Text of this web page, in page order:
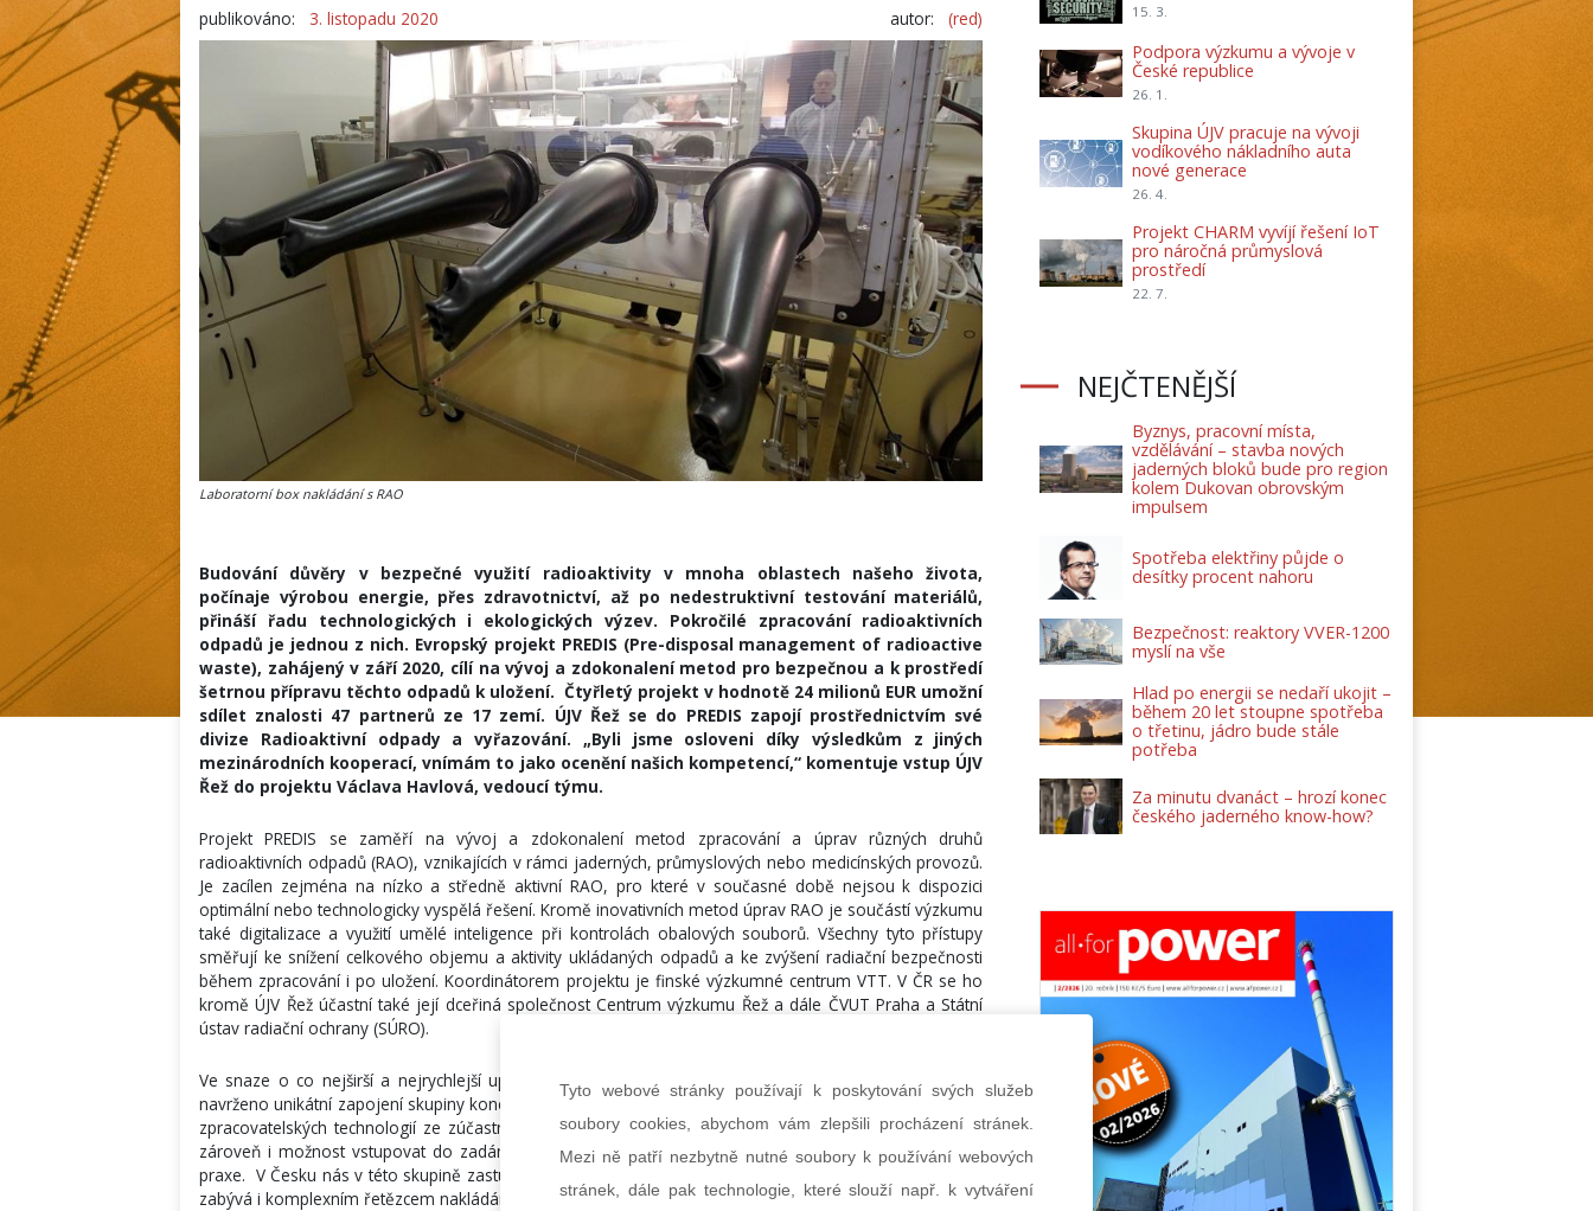
publikováno: 3. listopadu 2020 autor: (red)
Laboratorní box nakládání s RAO
Budování důvěry v bezpečné využití radioaktivity v mnoha oblastech našeho života,
počínaje výrobou energie, přes zdravotnictví, až po nedestruktivní testování materiálů,
přináší řadu technologických i ekologických výzev. Pokročilé zpracování radioaktivních
odpadů je jednou z nich. Evropský projekt PREDIS (Pre-disposal management of radioactive
waste), zahájený v září 2020, cílí na vývoj a zdokonalení metod pro bezpečnou a k prostředí
šetrnou přípravu těchto odpadů k uložení. Čtyřletý projekt v hodnotě 24 milionů EUR umožní
sdílet znalosti 47 partnerů ze 17 zemí. ÚJV Řež se do PREDIS zapojí prostřednictvím své
divize Radioaktivní odpady a vyřazování. „Byli jsme osloveni díky výsledkům z jiných
mezinárodních kooperací, vnímám to jako ocenění našich kompetencí,“ komentuje vstup ÚJV
Řež do projektu Václava Havlová, vedoucí týmu.
Projekt PREDIS se zaměří na vývoj a zdokonalení metod zpracování a úprav různých druhů
radioaktivních odpadů (RAO), vznikajících v rámci jaderných, průmyslových nebo medicínských provozů.
Je zacílen zejména na nízko a středně aktivní RAO, pro které v současné době nejsou k dispozici
optimální nebo technologicky vyspělá řešení. Kromě inovativních metod úprav RAO je součástí výzkumu
také digitalizace a využití umělé inteligence při kontrolách obalových souborů. Všechny tyto přístupy
směřují ke snížení celkového objemu a aktivity ukládaných odpadů a ke zvýšení radiační bezpečnosti
během zpracování i po uložení. Koordinátorem projektu je finské výzkumné centrum VTT. V ČR se ho
kromě ÚJV Řež účastní také její dceřiná společnost Centrum výzkumu Řež a dále ČVUT Praha a Státní
ústav radiační ochrany (SÚRO).
Ve snaze o co nejširší a nejrychlejší uplatnění získaných výsledků v provozní praxi bylo do projektu
navrženo unikátní zapojení skupiny koncových zpracovatelů RAO (End User Group). Konkrétní realizátoři
zpracovatelských technologií ze zúčastněných zemí tak mají bezplatný přístup k výstupům projektu a
zároveň i možnost vstupovat do zadání jednotlivých úkolů se svými požadavky a zpětnou vazbou z
praxe. V Česku nás v této skupině zastupuje ČEZ, SÚRAO a opět také ÚJV Řež, která se, kromě vývoje,
zabývá i komplexním řetězcem nakládání s RAO.
15. 3.
Podpora výzkumu a vývoje v
České republice
26. 1.
Skupina ÚJV pracuje na vývoji
vodíkového nákladního auta
nové generace
26. 4.
Projekt CHARM vyvíjí řešení IoT
pro náročná průmyslová
prostředí
22. 7.
NEJČTENĚJŠÍ
Byznys, pracovní místa,
vzdělávání – stavba nových
jaderných bloků bude pro region
kolem Dukovan obrovským
impulsem
Spotřeba elektřiny půjde o
desítky procent nahoru
Bezpečnost: reaktory VVER-1200
myslí na vše
Hlad po energii se nedaří ukojit –
během 20 let stoupne spotřeba
o třetinu, jádro bude stále
potřeba
Za minutu dvanáct – hrozí konec
českého jaderného know-how?
Tyto webové stránky používají k poskytování svých služeb
soubory cookies, abychom vám zlepšili procházení stránek.
Mezi ně patří nezbytně nutné soubory k používání webových
stránek, dále pak technologie, které slouží např. k vytváření